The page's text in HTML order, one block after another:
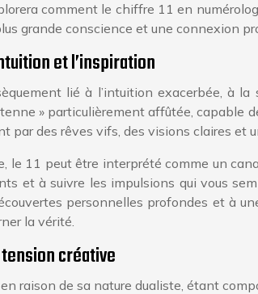
comment le chiffre 11 en
grande conscience et une connexion
et l’inspiration
lié à l’intuition exacerbée, à
» particulièrement affûtée, capable
par des rêves vifs, des visions claires et
le 11 peut être interprété comme un
et à suivre les impulsions qui vous
personnelles profondes et à
la vérité.
créative
raison de sa nature dualiste, étant